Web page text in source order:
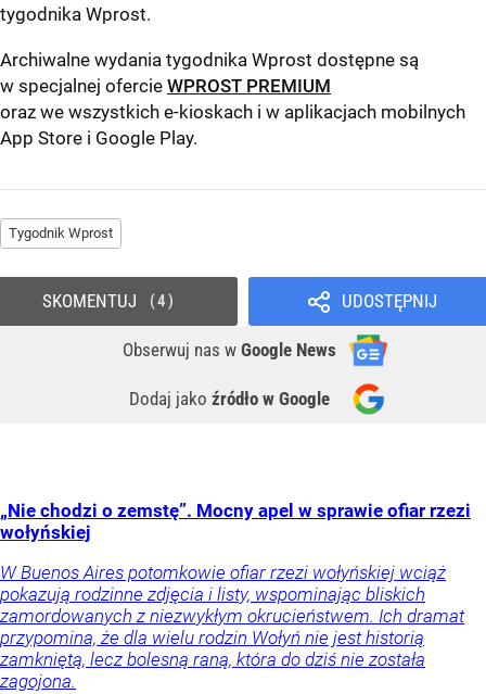
tygodnika Wprost.
Archiwalne wydania tygodnika Wprost dostępne są
w specjalnej ofercie WPROST PREMIUM
oraz we wszystkich e-kioskach i w aplikacjach mobilnych
App Store i Google Play.
Tygodnik Wprost
UDOSTĘPNIJ
Obserwuj nas w Google News
Dodaj jako źródło w Google
SKOMENTUJ 4
„Nie chodzi o zemstę”. Mocny apel w sprawie ofiar rzezi
wołyńskiej
W Buenos Aires potomkowie ofiar rzezi wołyńskiej wciąż
pokazują rodzinne zdjęcia i listy, wspominając bliskich
zamordowanych z niezwykłym okrucieństwem. Ich dramat
przypomina, że dla wielu rodzin Wołyń nie jest historią
zamkniętą, lecz bolesną raną, która do dziś nie została
zagojona.